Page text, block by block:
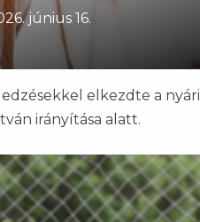
június 16.
elkezdte a nyári
irányítása alatt.